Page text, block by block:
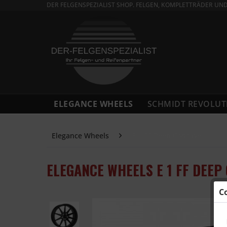
DER FELGENSPEZIALIST SHOP. FELGEN, KOMPLETTRÄDER
ELEGANCE WHEELS SCHMIDT
Elegance Wheels
ELEGANCE WHEELS E 1 FF